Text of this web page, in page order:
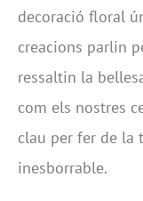
decoració floral
creacions parlin
ressaltin la
com els nostres
clau per fer de la
inesborrable.